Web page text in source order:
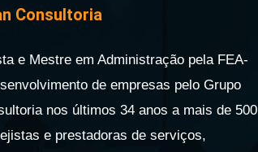
Consultoria
e Mestre em Administração pela FEA-
de empresas pelo Grupo
nos últimos 34 anos a mais de 500
e prestadoras de serviços,